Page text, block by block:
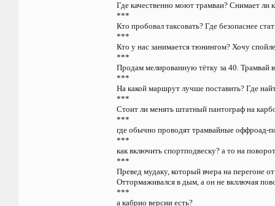
Где качественно моют трамваи? Снимает ли
***
Кто пробовал таксовать? Где безопаснее
***
Кто у нас занимается тюнингом? Хочу
***
Продам мелированную тётку за 40. Трамвай
***
На какой маршрут лучше поставить? Где
***
Стоит ли менять штатный пантограф на
***
где обычно проводят трамвайные оффроад-
***
как включить спортподвеску? а то на
***
Превед мудаку, который вчера на перегоне
Оттормаживался в дым, а он не вкллючая
***
а кабрио версии есть?